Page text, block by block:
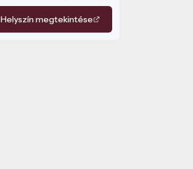
Helyszín megtekintése